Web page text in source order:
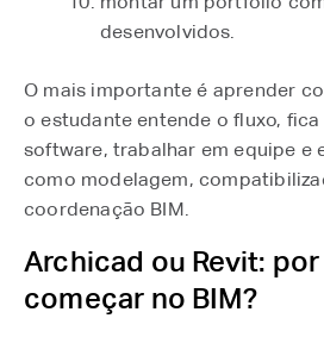
desenvolvidos.
O mais importante é aprender
o estudante entende o fluxo,
software, trabalhar em equipe e
como modelagem,
coordenação BIM.
Archicad ou Revit:
começar no BIM?